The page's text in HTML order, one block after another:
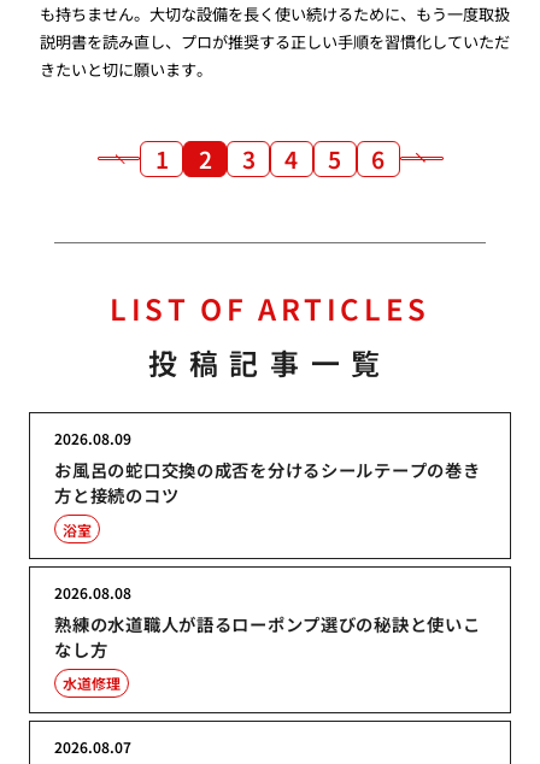
も持ちません。大切な設備を長く使い続けるために、もう一度取扱
説明書を読み直し、プロが推奨する正しい手順を習慣化していただ
きたいと切に願います。
1 2 3 4 5 6
LIST OF ARTICLES
投稿記事一覧
お風呂の蛇口交換の成否を分けるシールテープの巻き
方と接続のコツ
2026.08.09
浴室
熟練の水道職人が語るローポンプ選びの秘訣と使いこ
なし方
2026.08.08
水道修理
2026.08.07